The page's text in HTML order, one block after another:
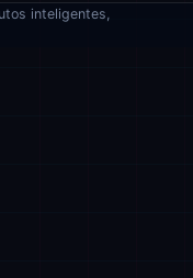
inteligentes,